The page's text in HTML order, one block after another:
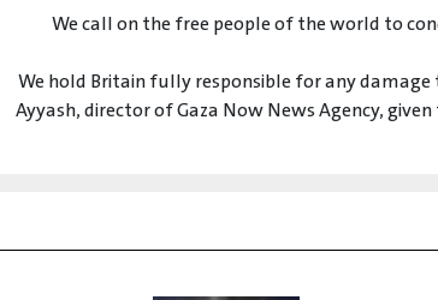
We call on the free people of the world to
We hold Britain fully responsible for any
Ayyash, director of Gaza Now News Agency,